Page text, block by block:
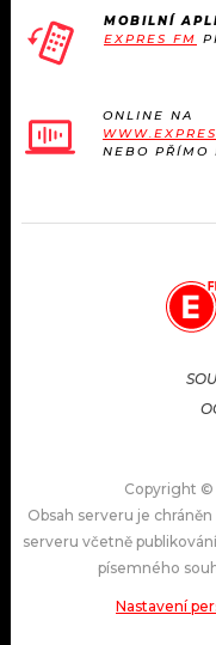
MOBILNÍ
EXPRES FM
ONLINE NA
NEBO PŘÍMO
Copyright ©
Obsah serveru je
serveru včetně
písemného
Nastavení